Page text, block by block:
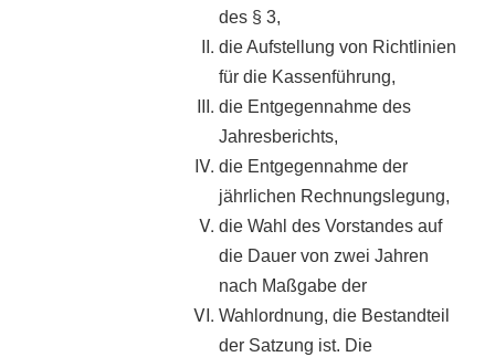
des § 3,
die Aufstellung von Richtlinien
für die Kassenführung,
die Entgegennahme des
Jahresberichts,
die Entgegennahme der
jährlichen Rechnungslegung,
die Wahl des Vorstandes auf
die Dauer von zwei Jahren
nach Maßgabe der
Wahlordnung, die Bestandteil
der Satzung ist. Die